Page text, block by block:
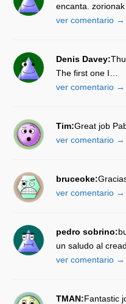
encanta. zorionak
ver comentario →
Denis Davey:
The first one I…
ver comentario →
Tim:Great job
ver comentario →
bruceoke:
ver comentario →
pedro sobrino:
un saludo al
ver comentario →
TMAN:Fantastic